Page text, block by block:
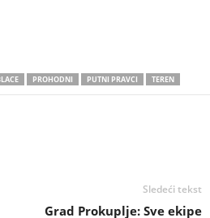
PROHODNI PUTNI PRAVCI TEREN
Sledeći tekst
Grad Prokuplje: Sve ekipe